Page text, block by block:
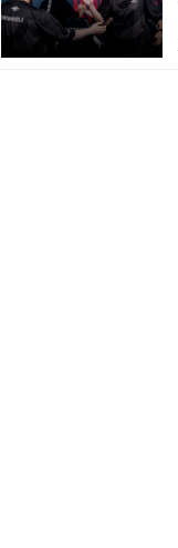
Betclic renova parceria
a época 2026/27